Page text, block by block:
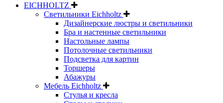
EICHHOLTZ
Светильники Eichholtz
Дизайнерские люстры и светильники
Бра и настенные светильники
Настольные лампы
Потолочные светильники
Подсветка для картин
Торшеры
Абажуры
Мебель Eichholtz
Стулья и кресла